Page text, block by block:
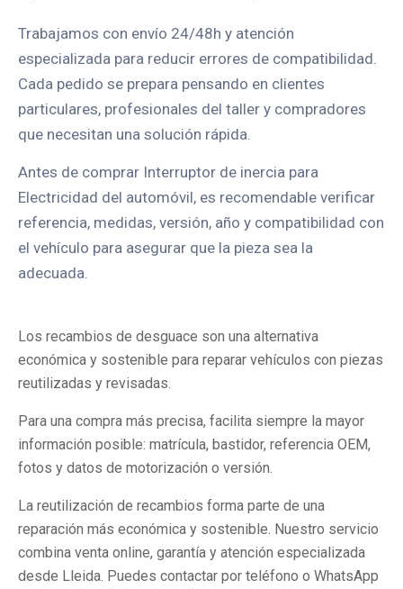
Trabajamos con envío 24/48h y atención
especializada para reducir errores de compatibilidad.
Cada pedido se prepara pensando en clientes
particulares, profesionales del taller y compradores
que necesitan una solución rápida.
Antes de comprar Interruptor de inercia para
Electricidad del automóvil, es recomendable verificar
referencia, medidas, versión, año y compatibilidad con
el vehículo para asegurar que la pieza sea la
adecuada.
Los recambios de desguace son una alternativa
económica y sostenible para reparar vehículos con piezas
reutilizadas y revisadas.
Para una compra más precisa, facilita siempre la mayor
información posible: matrícula, bastidor, referencia OEM,
fotos y datos de motorización o versión.
La reutilización de recambios forma parte de una
reparación más económica y sostenible. Nuestro servicio
combina venta online, garantía y atención especializada
desde Lleida. Puedes contactar por teléfono o WhatsApp